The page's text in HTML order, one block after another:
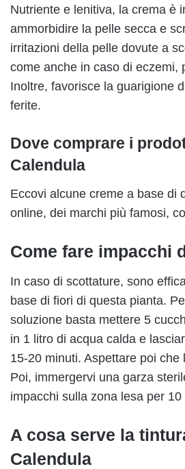
Nutriente e lenitiva, la crema è
ammorbidire la pelle secca e
irritazioni della pelle dovute a
come anche in caso di eczemi,
Inoltre, favorisce la guarigione
ferite.
Dove comprare i
Calendula
Eccovi alcune creme a base di
online, dei marchi più famosi,
Come fare impacchi
In caso di scottature, sono
base di fiori di questa pianta.
soluzione basta mettere 5
in 1 litro di acqua calda e
15-20 minuti. Aspettare poi che
Poi, immergervi una garza
impacchi sulla zona lesa per
A cosa serve la
Calendula